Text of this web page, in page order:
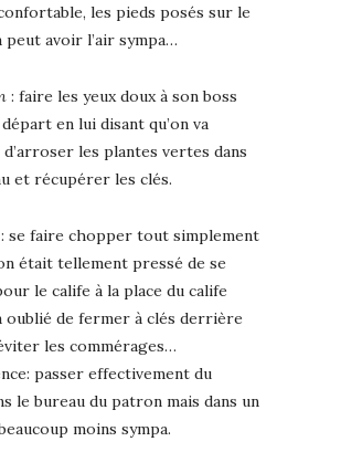
les pieds posés sur le
peut avoir l’air sympa…
: faire les yeux doux à son boss
en lui disant qu’on va
d’arroser les plantes vertes dans
et récupérer les clés.
: se faire chopper tout simplement
était tellement pressé de se
le calife à la place du calife
oublié de fermer à clés derrière
les commérages…
passer effectivement du
le bureau du patron mais dans un
moins sympa.